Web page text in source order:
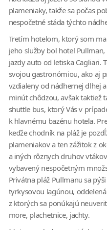
plameniaky, takže sa počas
nespočetné stáda týchto
Tretím hotelom, ktorý som
jeho služby bol hotel
jazdy auto od letiska Cagliari.
svojou gastronómiou, ako aj
vzdialeny od nádhernej dlhej
minút chôdzou, avšak taktiež
shuttle bus, ktorý Vás v
k hlavnému bazénu hotela.
keďže chodník na pláž je
plameniakov a ten zážitok z
a iných rôznych druhov
vybavený nespočetným
Privátna pláž Pullmanu sa
tyrkysovou lagúnou,
z ktorých sa ponúkajú
more, plachetnice, jachty.